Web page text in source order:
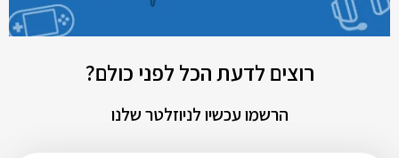
רוצים לדעת הכל לפני כולם?
הרשמו עכשיו לניוזלטר שלנו